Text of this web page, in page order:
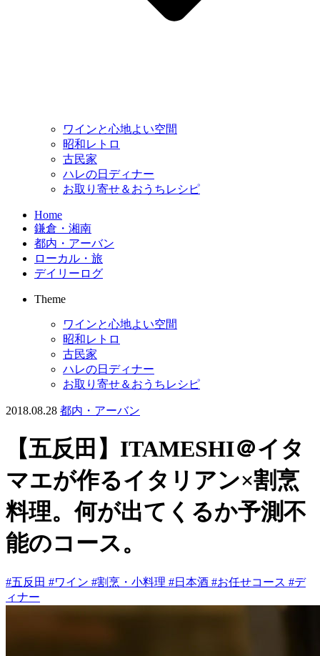
ワインと心地よい空間
昭和レトロ
古民家
ハレの日ディナー
お取り寄せ＆おうちレシピ
Home
鎌倉・湘南
都内・アーバン
ローカル・旅
デイリーログ
Theme
ワインと心地よい空間
昭和レトロ
古民家
ハレの日ディナー
お取り寄せ＆おうちレシピ
2018.08.28 都内・アーバン
【五反田】ITAMESHI＠イタ
マエが作るイタリアン×割烹
料理。何が出てくるか予測不
能のコース。
#五反田 #ワイン #割烹・小料理 #日本酒 #お任せコース #デ
ィナー